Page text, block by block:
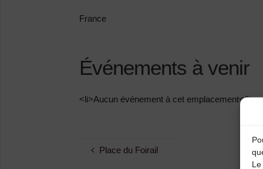
France
Événements à venir
<li>Aucun événement à cet emplacement</li>
Place du Foirail